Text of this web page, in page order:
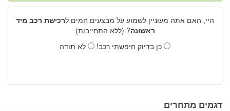
היי, האם אתה מעוניין לשמוע על מבצעים חמים לרכישת רכב מיד
ראשונה? (ללא התחייבות)
כן בדיוק חיפשתי רכב!
לא תודה
דגמים מתחרים